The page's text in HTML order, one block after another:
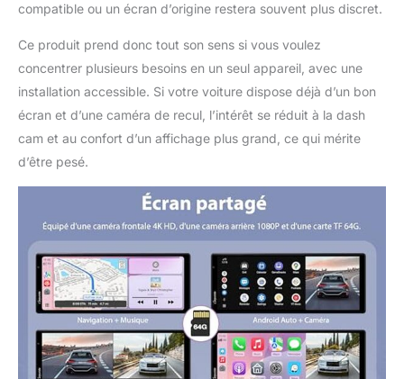
sans effort des
Siri ou Google
Assistant, telles que «
écouter de la musique
», « passer des appels
téléphoniques » et plus
encore, le tout sans
caméra arrière et
options de
système stéréo CarPlay
de Carpuride de 10.26
pouces comprend une
prise jack de 2,5 mm
pour une caméra de
recul et un câble de 6
mètres qui affiche
compatible ou un écran d’origine restera souvent plus discret.
Ce produit prend donc tout son sens si vous voulez
concentrer plusieurs besoins en un seul appareil, avec une
installation accessible. Si votre voiture dispose déjà d’un bon
écran et d’une caméra de recul, l’intérêt se réduit à la dash
cam et au confort d’un affichage plus grand, ce qui mérite
d’être pesé.